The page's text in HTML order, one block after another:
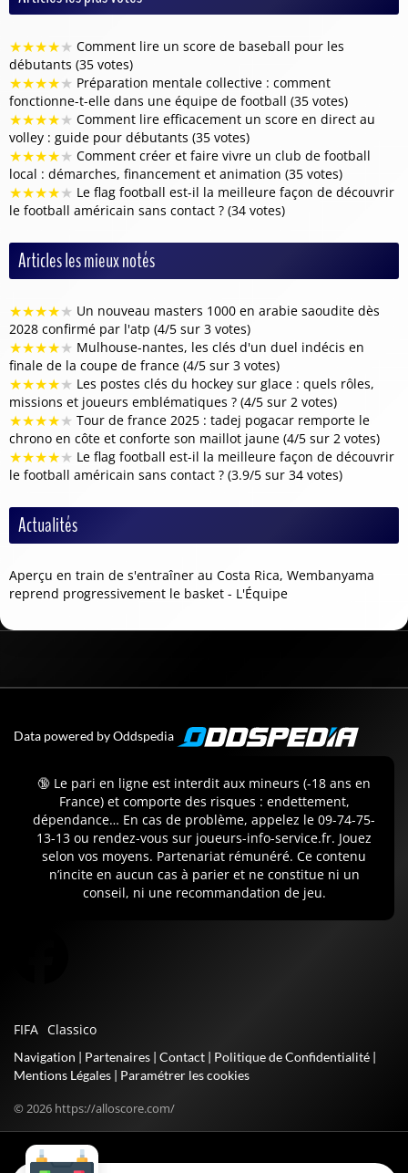
★★★★★ Comment lire un score de baseball pour les
débutants (35 votes)
★★★★★ Préparation mentale collective : comment
fonctionne-t-elle dans une équipe de football (35 votes)
★★★★★ Comment lire efficacement un score en direct au
volley : guide pour débutants (35 votes)
★★★★★ Comment créer et faire vivre un club de football
local : démarches, financement et animation (35 votes)
★★★★★ Le flag football est-il la meilleure façon de découvrir
le football américain sans contact ? (34 votes)
Articles les mieux notés
★★★★★ Un nouveau masters 1000 en arabie saoudite dès
2028 confirmé par l'atp (4/5 sur 3 votes)
★★★★★ Mulhouse-nantes, les clés d'un duel indécis en
finale de la coupe de france (4/5 sur 3 votes)
★★★★★ Les postes clés du hockey sur glace : quels rôles,
missions et joueurs emblématiques ? (4/5 sur 2 votes)
★★★★★ Tour de france 2025 : tadej pogacar remporte le
chrono en côte et conforte son maillot jaune (4/5 sur 2 votes)
★★★★★ Le flag football est-il la meilleure façon de découvrir
le football américain sans contact ? (3.9/5 sur 34 votes)
Actualités
Aperçu en train de s'entraîner au Costa Rica, Wembanyama
reprend progressivement le basket - L'Équipe
Data powered by Oddspedia
🔞 Le pari en ligne est interdit aux mineurs (-18 ans en
France) et comporte des risques : endettement,
dépendance… En cas de problème, appelez le 09-74-75-
13-13 ou rendez-vous sur joueurs-info-service.fr. Jouez
selon vos moyens. Partenariat rémunéré. Ce contenu
n’incite en aucun cas à parier et ne constitue ni un
conseil, ni une recommandation de jeu.
FIFA Classico
Navigation | Partenaires | Contact | Politique de Confidentialité |
Mentions Légales | Paramétrer les cookies
© 2026 https://alloscore.com/